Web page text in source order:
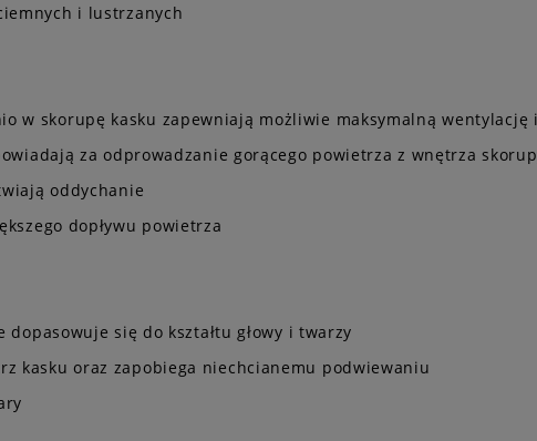
i lustrzanych
w skorupę kasku zapewniają możliwie maksymalną wentylację
za odprowadzanie gorącego powietrza z wnętrza
oddychanie
dopływu powietrza
się do kształtu głowy i twarzy
kasku oraz zapobiega niechcianemu podwiewaniu